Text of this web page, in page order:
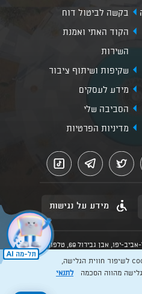
בקשה לביטול דוח
הקוד האתי ואמנת
השירות
שקיפות ושיתוף ציבור
מידע לעסקים
הסביבה שלי
מדיניות הפרטיות
מידע על נגישות
כל הזכויות שמורות לעיריית תל-אביב-יפו, אבן גבירול 69, טלפון:
הדין הרלוונטיות כפי שתהיינה
מעת לעת
Created by:
אנו משתמשים בקבצי cookies לשיפור חווית הגלישה,
גלישה מהווה הסכמהלתנאי